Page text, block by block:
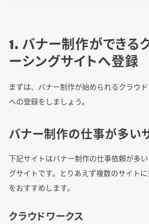
1. バナー制作ができる
ーシングサイトへ登録
まずは、バナー制作が始められるクラウ
への登録をしましょう。
バナー制作の仕事が多い
下記サイトはバナー制作の仕事依頼が多
グサイトです。とりあえず複数のサイト
をおすすめします。
クラウドワークス